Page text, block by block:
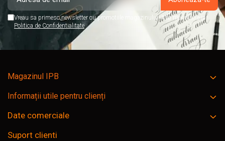
Vreau sa primesc newsletter cu promotiile magazinului. Afla mai multe in
Politica de Confidentialitate
Magazinul IPB
Informații utile pentru clienți
Date comerciale
Suport clienti